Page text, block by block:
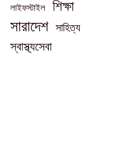
লাইফস্টাইল শিক্ষা
সারাদেশ সাহিত্য
স্বাস্থ্যসেবা